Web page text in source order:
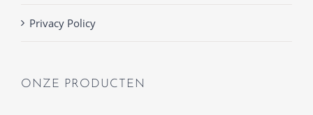
Privacy Policy
ONZE PRODUCTEN